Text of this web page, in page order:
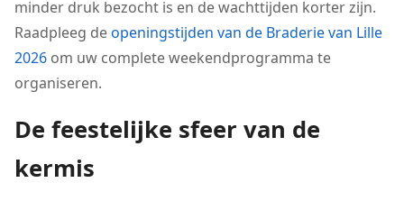
minder druk bezocht is en de wachttijden korter zijn.
Raadpleeg deopeningstijden van de Braderie van Lille
2026 om uw complete weekendprogramma te
organiseren.
De feestelijke sfeer van de
kermis